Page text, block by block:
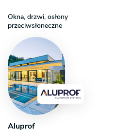
Okna, drzwi, osłony
przeciwsłoneczne
Aluprof